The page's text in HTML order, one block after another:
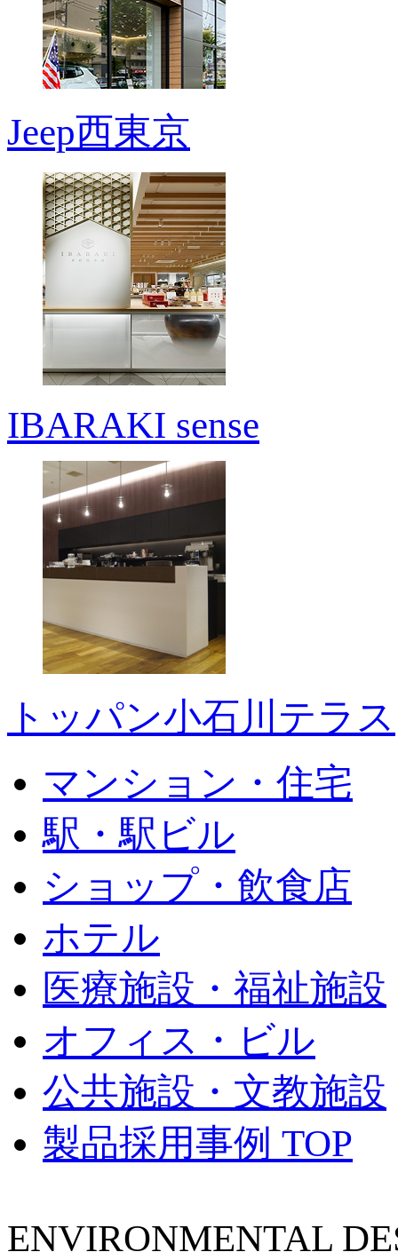
Jeep西東京
IBARAKI sense
トッパン小石川テラス
マンション・住宅
駅・駅ビル
ショップ・飲食店
ホテル
医療施設・福祉施設
オフィス・ビル
公共施設・文教施設
製品採用事例 TOP
ENVIRONMENTAL